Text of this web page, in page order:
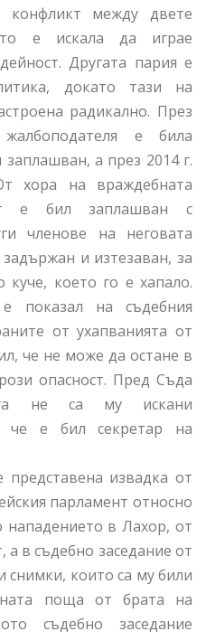
между двете
е искала да играе
Другата пария е
докато тази на
радикално. През
е била
а през 2014 г.
хора на враждебната
е бил заплашван с
членове на неговата
и изтезаван, за
куче, което го е хапало.
показал на съдебния
от ухапванията от
че не може да остане в
опасност. Пред Съда
не са му искани
че е бил секретар на
представена извадка от
парламент относно
нападението в Лахор, от
а в съдебно заседание от
снимки, които са му били
поща от брата на
съдебно заседание